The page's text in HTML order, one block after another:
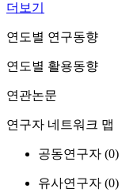
더보기
연도별 연구동향
연도별 활용동향
연관논문
연구자 네트워크 맵
공동연구자 (0)
유사연구자 (0)